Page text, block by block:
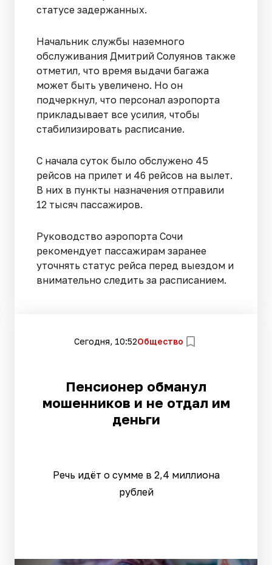
статусе задержанных.
Начальник службы наземного
обслуживания Дмитрий Солуянов также
отметил, что время выдачи багажа
может быть увеличено. Но он
подчеркнул, что персонал аэропорта
прикладывает все усилия, чтобы
стабилизировать расписание.
С начала суток было обслужено 45
рейсов на прилет и 46 рейсов на вылет.
В них в пункты назначения отправили
12 тысяч пассажиров.
Руководство аэропорта Сочи
рекомендует пассажирам заранее
уточнять статус рейса перед выездом и
внимательно следить за расписанием.
Сегодня, 10:52Общество
Пенсионер обманул
мошенников и не отдал им
деньги
Речь идёт о сумме в 2,4 миллиона
рублей